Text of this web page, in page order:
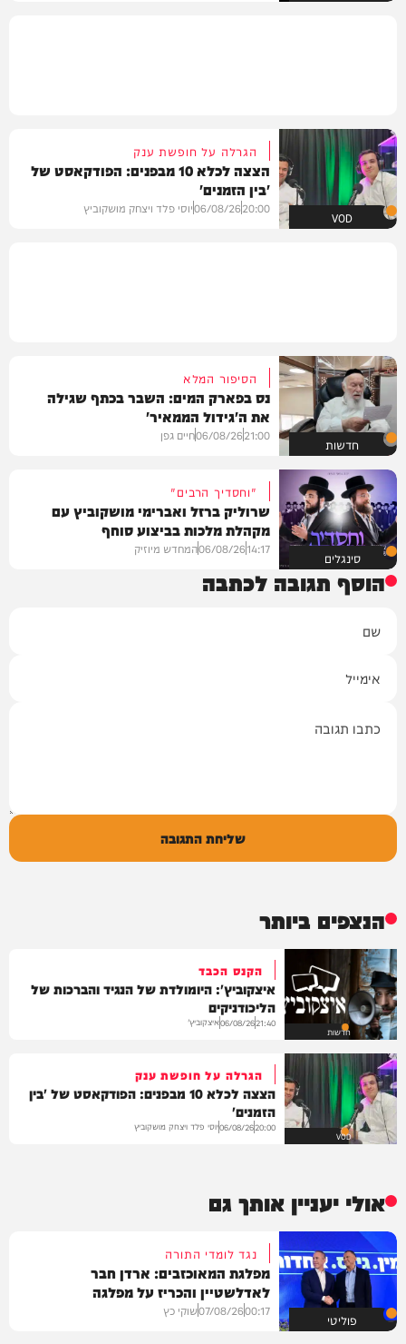
VOD
הגרלה על חופשת ענק
הצצה לכלא 10 מבפנים: הפודקאסט של
'בין הזמנים'
20:00
06/08/26יוסי פלד ויצחק מושקוביץ
חדשות
הסיפור המלא
נס בפארק המים: השבר בכתף שגילה
את ה'גידול הממאיר'
21:00
06/08/26חיים גפן
סינגלים
"וחסדיך הרבים"
שרוליק ברזל ואברימי מושקוביץ עם
מקהלת מלכות בביצוע סוחף
14:17
06/08/26המחדש מיוזיק
הוסף תגובה לכתבה
שליחת התגובה
הנצפים ביותר
חדשות
הקנס הכבד
איצקוביץ': היומולדת של הנגיד והברכות של
הליכודניקים
21:40
06/08/26איצקוביץ'
VOD
הגרלה על חופשת ענק
הצצה לכלא 10 מבפנים: הפודקאסט של 'בין
הזמנים'
20:00
06/08/26יוסי פלד ויצחק מושקוביץ
אולי יעניין אותך גם
פוליטי
נגד לומדי התורה
מפלגת המאוכזבים: ארדן חבר
לאדלשטיין והכריז על מפלגה
00:17
07/08/26שוקי כץ